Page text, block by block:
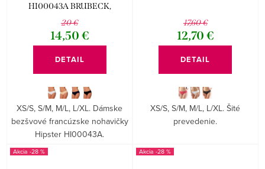
HI00043A BRUBECK,
veľkoobchod
20 €
14,50 €
DETAIL
XS/S, S/M, M/L, L/XL. Dámske
bezšvové francúzske nohavičky
Hipster HI00043A.
17,60 €
12,70 €
DETAIL
XS/S, S/M, M/L, L/XL. Šité
prevedenie.
-28 % -28 %